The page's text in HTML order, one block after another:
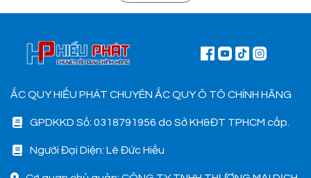
ẮC QUY HIẾU PHÁT CHUYÊN ẮC QUY Ô TÔ CHÍNH HÃNG
GPDKKD Số: 0318791956 do Sở KH&ĐT TPHCM cấp.
Người Đại Diện: Lê Đức Hiếu